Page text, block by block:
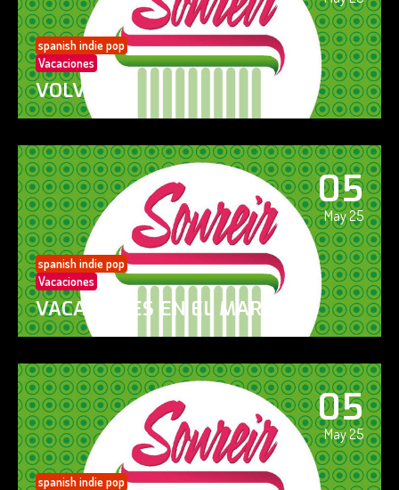
spanish indie pop
Vacaciones
VOLVERÁS
05
May 25
spanish indie pop
Vacaciones
VACACIONES EN EL MAR
05
May 25
spanish indie pop